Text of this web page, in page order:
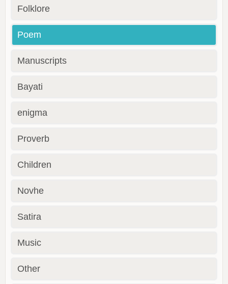
Folklore
Poem
Manuscripts
Bayati
enigma
Proverb
Children
Novhe
Satira
Music
Other